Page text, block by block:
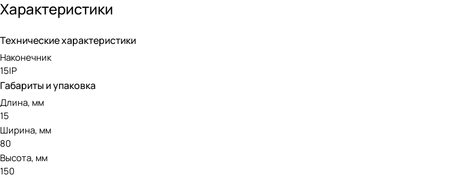
Характеристики
Технические характеристики
Наконечник
15IP
Габариты и упаковка
Длина, мм
15
Ширина, мм
80
Высота, мм
150